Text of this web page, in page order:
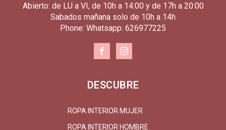
Abierto: de LU a VI, de 10h a 14:00 y de 17h a 20:00
Sabados mañana solo de 10h a 14h
Phone: Whatsapp: 626977225
DESCUBRE
ROPA INTERIOR MUJER
ROPA INTERIOR HOMBRE